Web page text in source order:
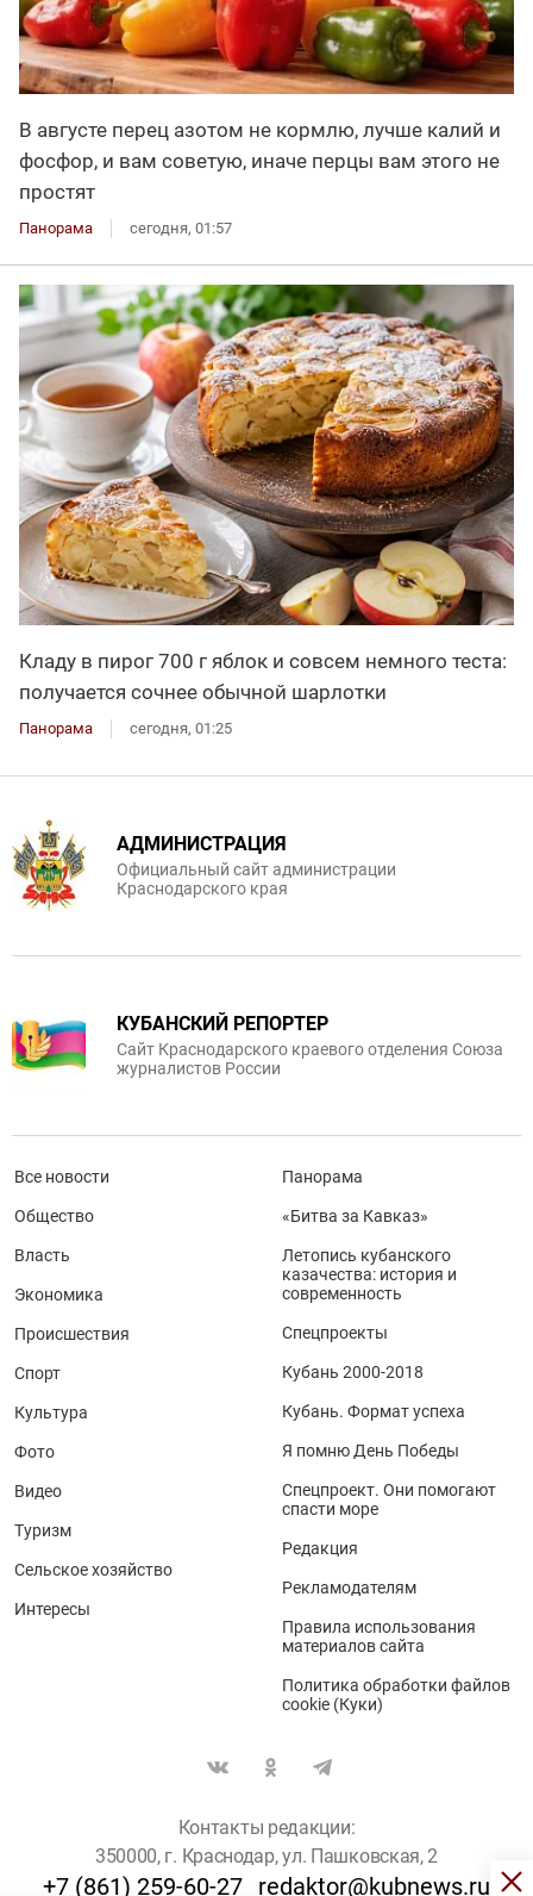
В августе перец азотом не кормлю, лучше калий и
фосфор, и вам советую, иначе перцы вам этого не
простят
Панорама сегодня, 01:57
Кладу в пирог 700 г яблок и совсем немного теста:
получается сочнее обычной шарлотки
Панорама сегодня, 01:25
АДМИНИСТРАЦИЯ
Официальный сайт администрации
Краснодарского края
КУБАНСКИЙ РЕПОРТЕР
Сайт Краснодарского краевого отделения Союза
журналистов России
Все новости
Общество
Власть
Экономика
Происшествия
Спорт
Культура
Фото
Видео
Туризм
Сельское хозяйство
Интересы
Панорама
«Битва за Кавказ»
Летопись кубанского
казачества: история и
современность
Спецпроекты
Кубань 2000-2018
Кубань. Формат успеха
Я помню День Победы
Спецпроект. Они помогают
спасти море
Редакция
Рекламодателям
Правила использования
материалов сайта
Политика обработки файлов
cookie (Куки)
Контакты редакции:
350000, г. Краснодар, ул. Пашковская, 2
+7 (861) 259-60-27 redaktor@kubnews.ru